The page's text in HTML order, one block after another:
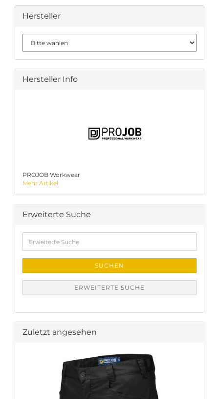
Hersteller
Hersteller Info
PROJOB Workwear
Mehr Artikel
Erweiterte Suche
Suche
SUCHEN
ERWEITERTE SUCHE
Zuletzt angesehen